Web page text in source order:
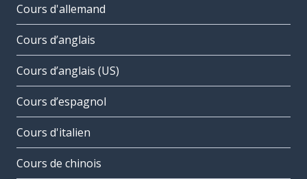
Cours d'allemand
Cours d’anglais
Cours d’anglais (US)
Cours d’espagnol
Cours d'italien
Cours de chinois